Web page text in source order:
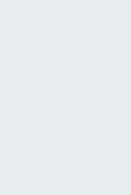
și 210 mm.
lungimea
brațe mai